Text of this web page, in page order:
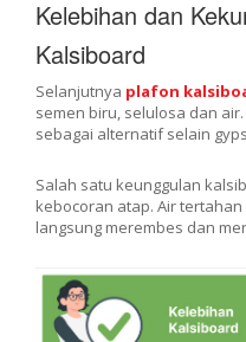
Kelebihan dan
Kalsiboard
Selanjutnya plafon
semen biru, selulosa dan
sebagai alternatif selain
Salah satu keunggulan
kebocoran atap. Air
langsung merembes dan